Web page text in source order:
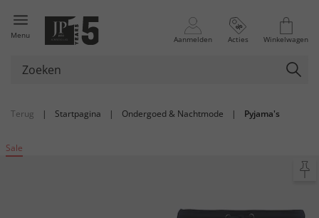
Menu Aanmelden Acties Winkelwagen
Terug | Startpagina | Ondergoed & Nachtmode | Pyjama's
Sale